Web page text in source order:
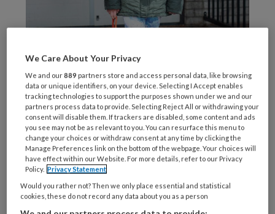
Foto: Aleid Denier van der Gon
Veel leerkrachten vinden het emotioneel
door ingrijpende ervaringen zijn
We Care About Your Privacy
We and our889 partners store and access personal data, like browsing
data or unique identifiers, on your device. Selecting I Accept enables
tracking technologies to support the purposes shown under we and our
partners process data to provide. Selecting Reject All or withdrawing your
consent will disable them. If trackers are disabled, some content and ads
you see may not be as relevant to you. You can resurface this menu to
change your choices or withdraw consent at any time by clicking the
Manage Preferences link on the bottom of the webpage. Your choices will
have effect within our Website. For more details, refer to our Privacy
Policy. Privacy Statement
Would you rather not? Then we only place essential and statistical
cookies, these do not record any data about you as a person